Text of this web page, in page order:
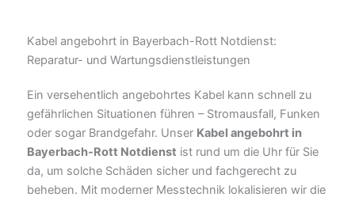
Kabel angebohrt in Bayerbach-Rott Notdienst:
Reparatur- und Wartungsdienstleistungen
Ein versehentlich angebohrtes Kabel kann schnell zu
gefährlichen Situationen führen – Stromausfall, Funken
oder sogar Brandgefahr. Unser Kabel angebohrt in
Bayerbach-Rott Notdienst ist rund um die Uhr für Sie
da, um solche Schäden sicher und fachgerecht zu
beheben. Mit moderner Messtechnik lokalisieren wir die